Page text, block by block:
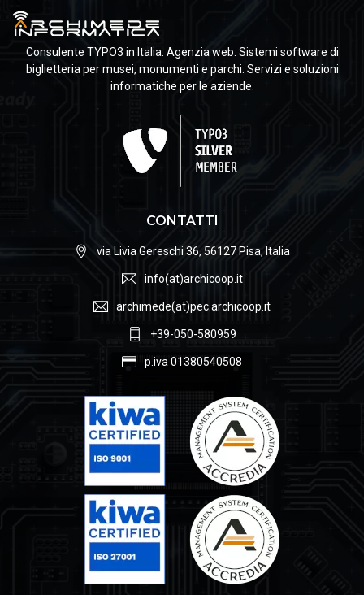
Consulente TYPO3 in Italia. Agenzia web. Sistemi software di
biglietteria per musei, monumenti e parchi. Servizi e soluzioni
informatiche per le aziende.
CONTATTI
via Livia Gereschi 36, 56127 Pisa, Italia
info(at)archicoop.it
archimede(at)pec.archicoop.it
+39-050-580959
p.iva 01380540508